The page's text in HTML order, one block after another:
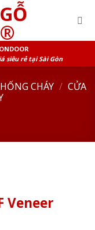
siêu rẻ tại Sài Gòn
CHÁY / CỬA
Veneer